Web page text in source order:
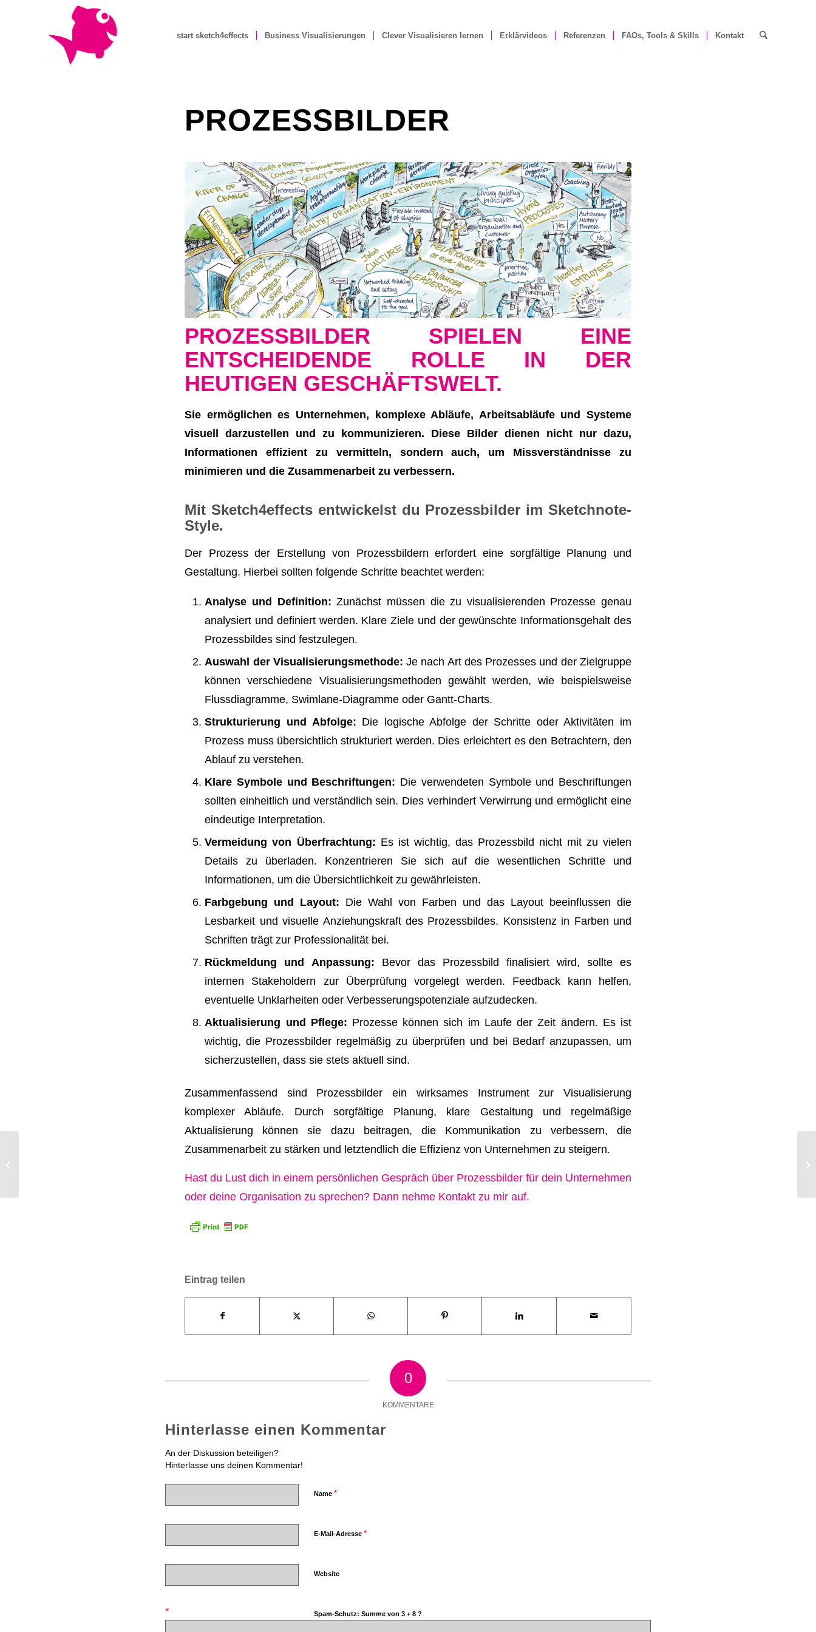
start sketch4effects Business Visualisierungen Clever Visualisieren lernen Erklärvideos Referenzen FAOs, Tools & Skills Kontakt
PROZESSBILDER
PROZESSBILDER SPIELEN EINE
ENTSCHEIDENDE ROLLE IN DER
HEUTIGEN GESCHÄFTSWELT.
Sie ermöglichen es Unternehmen, komplexe Abläufe, Arbeitsabläufe und Systeme
visuell darzustellen und zu kommunizieren. Diese Bilder dienen nicht nur dazu,
Informationen effizient zu vermitteln, sondern auch, um Missverständnisse zu
minimieren und die Zusammenarbeit zu verbessern.
Mit Sketch4effects entwickelst du Prozessbilder im Sketchnote-
Style.
Der Prozess der Erstellung von Prozessbildern erfordert eine sorgfältige Planung und
Gestaltung. Hierbei sollten folgende Schritte beachtet werden:
Analyse und Definition: Zunächst müssen die zu visualisierenden Prozesse genau
analysiert und definiert werden. Klare Ziele und der gewünschte Informationsgehalt des
Prozessbildes sind festzulegen.
Auswahl der Visualisierungsmethode: Je nach Art des Prozesses und der Zielgruppe
können verschiedene Visualisierungsmethoden gewählt werden, wie beispielsweise
Flussdiagramme, Swimlane-Diagramme oder Gantt-Charts.
Strukturierung und Abfolge: Die logische Abfolge der Schritte oder Aktivitäten im
Prozess muss übersichtlich strukturiert werden. Dies erleichtert es den Betrachtern, den
Ablauf zu verstehen.
Klare Symbole und Beschriftungen: Die verwendeten Symbole und Beschriftungen
sollten einheitlich und verständlich sein. Dies verhindert Verwirrung und ermöglicht eine
eindeutige Interpretation.
Vermeidung von Überfrachtung: Es ist wichtig, das Prozessbild nicht mit zu vielen
Details zu überladen. Konzentrieren Sie sich auf die wesentlichen Schritte und
Informationen, um die Übersichtlichkeit zu gewährleisten.
Farbgebung und Layout: Die Wahl von Farben und das Layout beeinflussen die
Lesbarkeit und visuelle Anziehungskraft des Prozessbildes. Konsistenz in Farben und
Schriften trägt zur Professionalität bei.
Rückmeldung und Anpassung: Bevor das Prozessbild finalisiert wird, sollte es
internen Stakeholdern zur Überprüfung vorgelegt werden. Feedback kann helfen,
eventuelle Unklarheiten oder Verbesserungspotenziale aufzudecken.
Aktualisierung und Pflege: Prozesse können sich im Laufe der Zeit ändern. Es ist
wichtig, die Prozessbilder regelmäßig zu überprüfen und bei Bedarf anzupassen, um
sicherzustellen, dass sie stets aktuell sind.
Zusammenfassend sind Prozessbilder ein wirksames Instrument zur Visualisierung
komplexer Abläufe. Durch sorgfältige Planung, klare Gestaltung und regelmäßige
Aktualisierung können sie dazu beitragen, die Kommunikation zu verbessern, die
Zusammenarbeit zu stärken und letztendlich die Effizienz von Unternehmen zu steigern.
Hast du Lust dich in einem persönlichen Gespräch über Prozessbilder für dein Unternehmen
oder deine Organisation zu sprechen? Dann nehme Kontakt zu mir auf.
Eintrag teilen
0
KOMMENTARE
Hinterlasse einen Kommentar
An der Diskussion beteiligen?
Hinterlasse uns deinen Kommentar!
Name *
E-Mail-Adresse *
Website
Spam-Schutz: Summe von 3 + 8 ?
*